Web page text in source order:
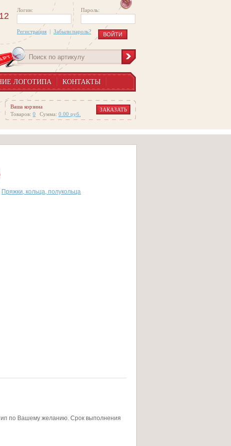
Логин: Пароль:
Регистрация | Забыли пароль?
ЛОГОТИПА
КОНТАКТЫ
Ваша корзина
Товаров: 0 Сумма: 0.00 руб.
ЗАКАЗАТЬ
Пряжки, кольца, полукольца
по Вашему желанию. Срок выполнения